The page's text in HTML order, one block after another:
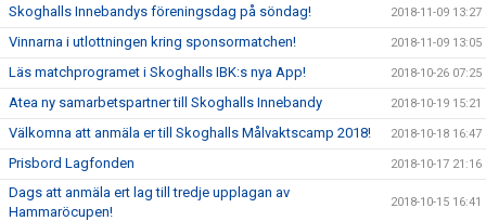
Skoghalls Innebandys föreningsdag på söndag! 2018-11-09 13:27
Vinnarna i utlottningen kring sponsormatchen! 2018-11-09 13:05
Läs matchprogramet i Skoghalls IBK:s nya App! 2018-10-26 07:25
Atea ny samarbetspartner till Skoghalls Innebandy 2018-10-19 15:21
Välkomna att anmäla er till Skoghalls Målvaktscamp 2018! 2018-10-18 16:47
Prisbord Lagfonden 2018-10-17 21:16
Dags att anmäla ert lag till tredje upplagan av
Hammaröcupen!
2018-10-15 16:41